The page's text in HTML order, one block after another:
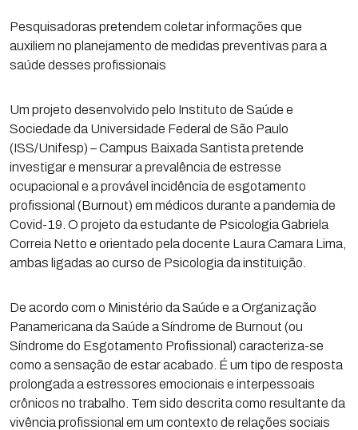
Pesquisadoras pretendem coletar informações que
auxiliem no planejamento de medidas preventivas para a
saúde desses profissionais
Um projeto desenvolvido pelo Instituto de Saúde e
Sociedade da Universidade Federal de São Paulo
(ISS/Unifesp) – Campus Baixada Santista pretende
investigar e mensurar a prevalência de estresse
ocupacional e a provável incidência de esgotamento
profissional (Burnout) em médicos durante a pandemia de
Covid-19. O projeto da estudante de Psicologia Gabriela
Correia Netto e orientado pela docente Laura Camara Lima,
ambas ligadas ao curso de Psicologia da instituição.
De acordo com o Ministério da Saúde e a Organização
Panamericana da Saúde a Síndrome de Burnout (ou
Síndrome do Esgotamento Profissional) caracteriza-se
como a sensação de estar acabado. É um tipo de resposta
prolongada a estressores emocionais e interpessoais
crônicos no trabalho. Tem sido descrita como resultante da
vivência profissional em um contexto de relações sociais